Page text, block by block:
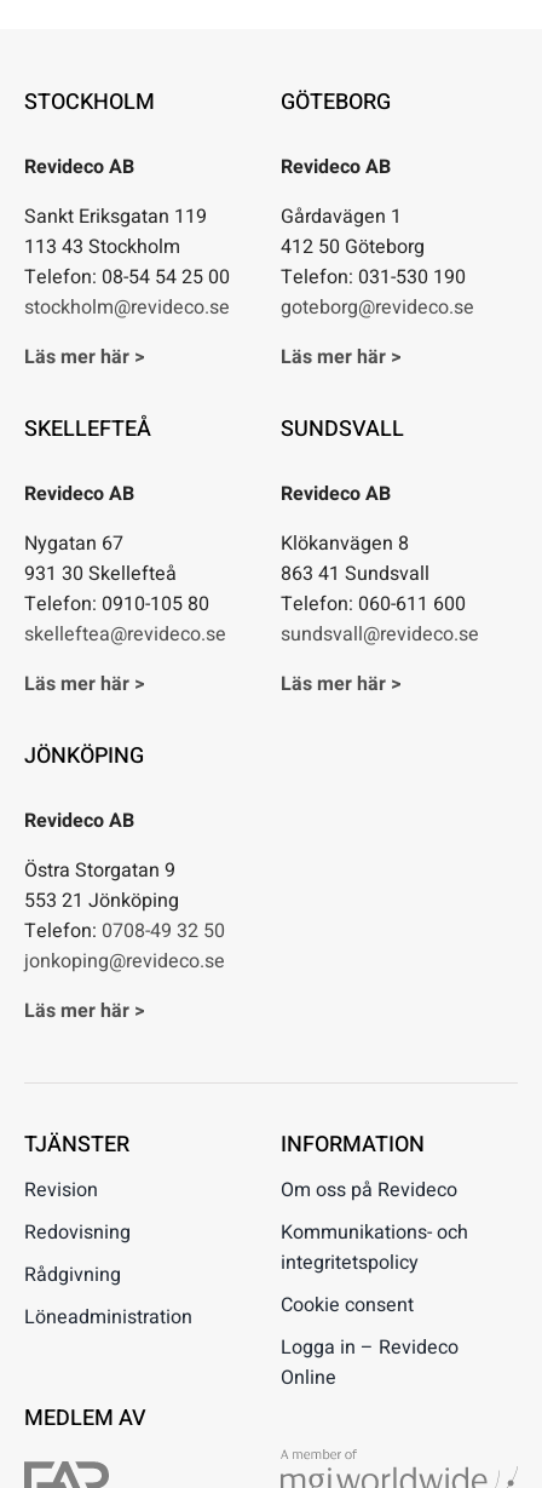
STOCKHOLM
Revideco AB
Sankt Eriksgatan 119
113 43 Stockholm
Telefon: 08-54 54 25 00
stockholm@revideco.se
Läs mer här >
GÖTEBORG
Revideco AB
Gårdavägen 1
412 50 Göteborg
Telefon: 031-530 190
goteborg@revideco.se
Läs mer här >
SKELLEFTEÅ
Revideco AB
Nygatan 67
931 30 Skellefteå
Telefon: 0910-105 80
skelleftea@revideco.se
Läs mer här >
SUNDSVALL
Revideco AB
Klökanvägen 8
863 41 Sundsvall
Telefon: 060-611 600
sundsvall@revideco.se
Läs mer här >
JÖNKÖPING
Revideco AB
Östra Storgatan 9
553 21 Jönköping
Telefon: 0708-49 32 50
jonkoping@revideco.se
Läs mer här >
TJÄNSTER
Revision
Redovisning
Rådgivning
Löneadministration
INFORMATION
Om oss på Revideco
Kommunikations- och
integritetspolicy
Cookie consent
Logga in – Revideco
Online
MEDLEM AV